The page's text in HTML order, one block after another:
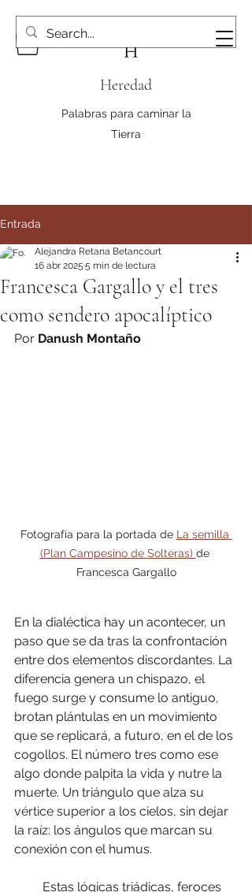
Heredad
Palabras para caminar la
Tierra
Entrada
Francesca Gargallo y el tres
como sendero apocalíptico
Alejandra Retana Betancourt
16 abr 2025 5 min de lectura
Por Danush Montaño
Fotografía para la portada de La semilla
(Plan Campesino de Solteras) de
Francesca Gargallo
En la dialéctica hay un acontecer, un
paso que se da tras la confrontación
entre dos elementos discordantes. La
diferencia genera un chispazo, el
fuego surge y consume lo antiguo,
brotan plántulas en un movimiento
que se replicará, a futuro, en el de los
cogollos. El número tres como ese
algo donde palpita la vida y nutre la
muerte. Un triángulo que alza su
vértice superior a los cielos, sin dejar
la raíz: los ángulos que marcan su
conexión con el humus.
Estas lógicas triádicas, feroces